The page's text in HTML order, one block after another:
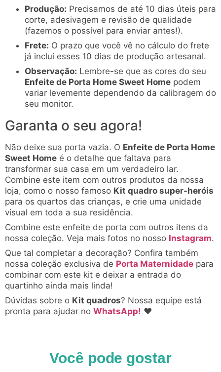
Produção: Precisamos de até 10 dias úteis para
corte, adesivagem e revisão de qualidade
(fazemos o possível para enviar antes!).
Frete: O prazo que você vê no cálculo do frete
já inclui esses 10 dias de produção artesanal.
Observação: Lembre-se que as cores do seu
Enfeite de Porta Home Sweet Home podem
variar levemente dependendo da calibragem do
seu monitor.
Garanta o seu agora!
Não deixe sua porta vazia. O Enfeite de Porta Home
Sweet Home é o detalhe que faltava para
transformar sua casa em um verdadeiro lar.
Combine este item com outros produtos da nossa
loja, como o nosso famoso Kit quadro super-heróis
para os quartos das crianças, e crie uma unidade
visual em toda a sua residência.
Combine este enfeite de porta com outros itens da
nossa coleção. Veja mais fotos no nosso Instagram.
Que tal completar a decoração? Confira também
nossa coleção exclusiva de Porta Maternidade para
combinar com este kit e deixar a entrada do
quartinho ainda mais linda!
Dúvidas sobre o Kit quadros? Nossa equipe está
pronta para ajudar no WhatsApp! ♥
Você pode gostar